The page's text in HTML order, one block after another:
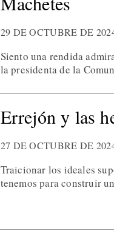
29 DE OCTUBRE DE
Siento una rendida
la presidenta de la
Errejón y las
27 DE OCTUBRE DE
Traicionar los ideales
tenemos para construir